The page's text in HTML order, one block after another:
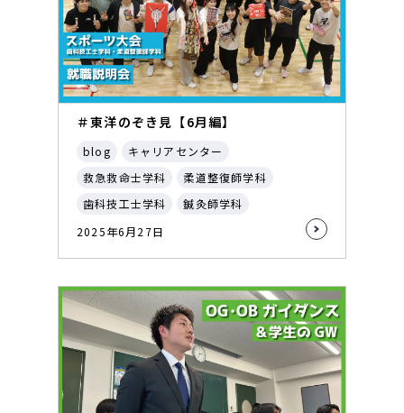
＃東洋のぞき見【6月編】
blog
キャリアセンター
救急救命士学科
柔道整復師学科
歯科技工士学科
鍼灸師学科
2025年6月27日